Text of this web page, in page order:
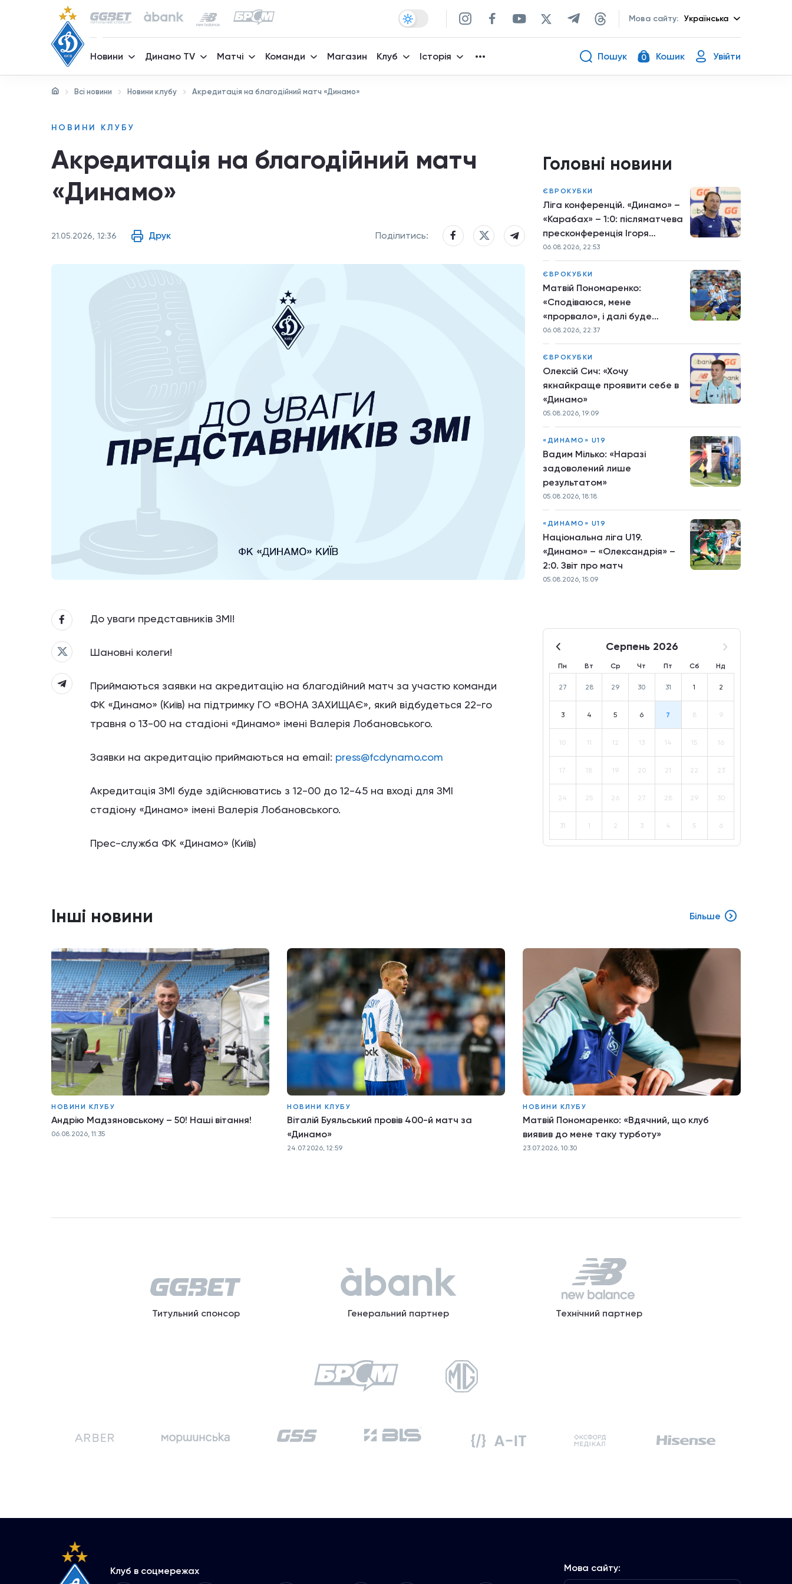
Мова сайту: Українська
Новини Динамо TV Матчі Команди Магазин Клуб Історія Пошук 0 Кошик Увійти
Всі новини Новини клубу Акредитація на благодійний матч «Динамо»
НОВИНИ КЛУБУ
Акредитація на благодійний матч
«Динамо»
21.05.2026, 12:36 Друк Поділитись:
До уваги представників ЗМІ!
Шановні колеги!
Приймаються заявки на акредитацію на благодійний матч за участю команди
ФК «Динамо» (Київ) на підтримку ГО «ВОНА ЗАХИЩАЄ», який відбудеться 22-го
травня о 13-00 на стадіоні «Динамо» імені Валерія Лобановського.
Заявки на акредитацію приймаються на email: press@fcdynamo.com
Акредитація ЗМІ буде здійснюватись з 12-00 до 12-45 на вході для ЗМІ
стадіону «Динамо» імені Валерія Лобановського.
Прес-служба ФК «Динамо» (Київ)
Головні новини
ЄВРОКУБКИ
Ліга конференцій. «Динамо» –
«Карабах» – 1:0: післяматчева
пресконференція Ігоря
Костюка
06.08.2026, 22:53
ЄВРОКУБКИ
Матвій Пономаренко:
«Сподіваюся, мене
«прорвало», і далі буде
більше»
06.08.2026, 22:37
ЄВРОКУБКИ
Олексій Сич: «Хочу
якнайкраще проявити себе в
«Динамо»
05.08.2026, 19:09
«ДИНАМО» U19
Вадим Мілько: «Наразі
задоволений лише
результатом»
05.08.2026, 18:18
«ДИНАМО» U19
Національна ліга U19.
«Динамо» – «Олександрія» –
2:0. Звіт про матч
05.08.2026, 15:09
Серпень 2026
Пн Вт Ср Чт Пт Сб Нд
27 28 29 30 31 1 2
3 4 5 6 7 8 9
10 11 12 13 14 15 16
17 18 19 20 21 22 23
24 25 26 27 28 29 30
31 1 2 3 4 5 6
Інші новини Більше
НОВИНИ КЛУБУ
Андрію Мадзяновському – 50! Наші вітання!
06.08.2026, 11:35
НОВИНИ КЛУБУ
Віталій Буяльський провів 400-й матч за
«Динамо»
24.07.2026, 12:59
НОВИНИ КЛУБУ
Матвій Пономаренко: «Вдячний, що клуб
виявив до мене таку турботу»
23.07.2026, 10:30
Титульний спонсор Генеральний партнер Технічний партнер
Клуб в соцмережах Мова сайту: